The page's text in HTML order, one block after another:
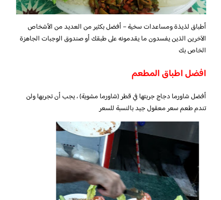
أطباق لذيذة ومساعدات سخية – أفضل بكثير من العديد من الأشخاص
الآخرين الذين يفسدون ما يقدمونه على طبقك أو صندوق الوجبات الجاهزة
الخاص بك
افضل اطباق المطعم
أفضل شاورما دجاج جربتها في قطر (شاورما مشوية) ، يجب أن تجربها ولن
تندم طعم سعر معقول جيد بالنسبة للسعر